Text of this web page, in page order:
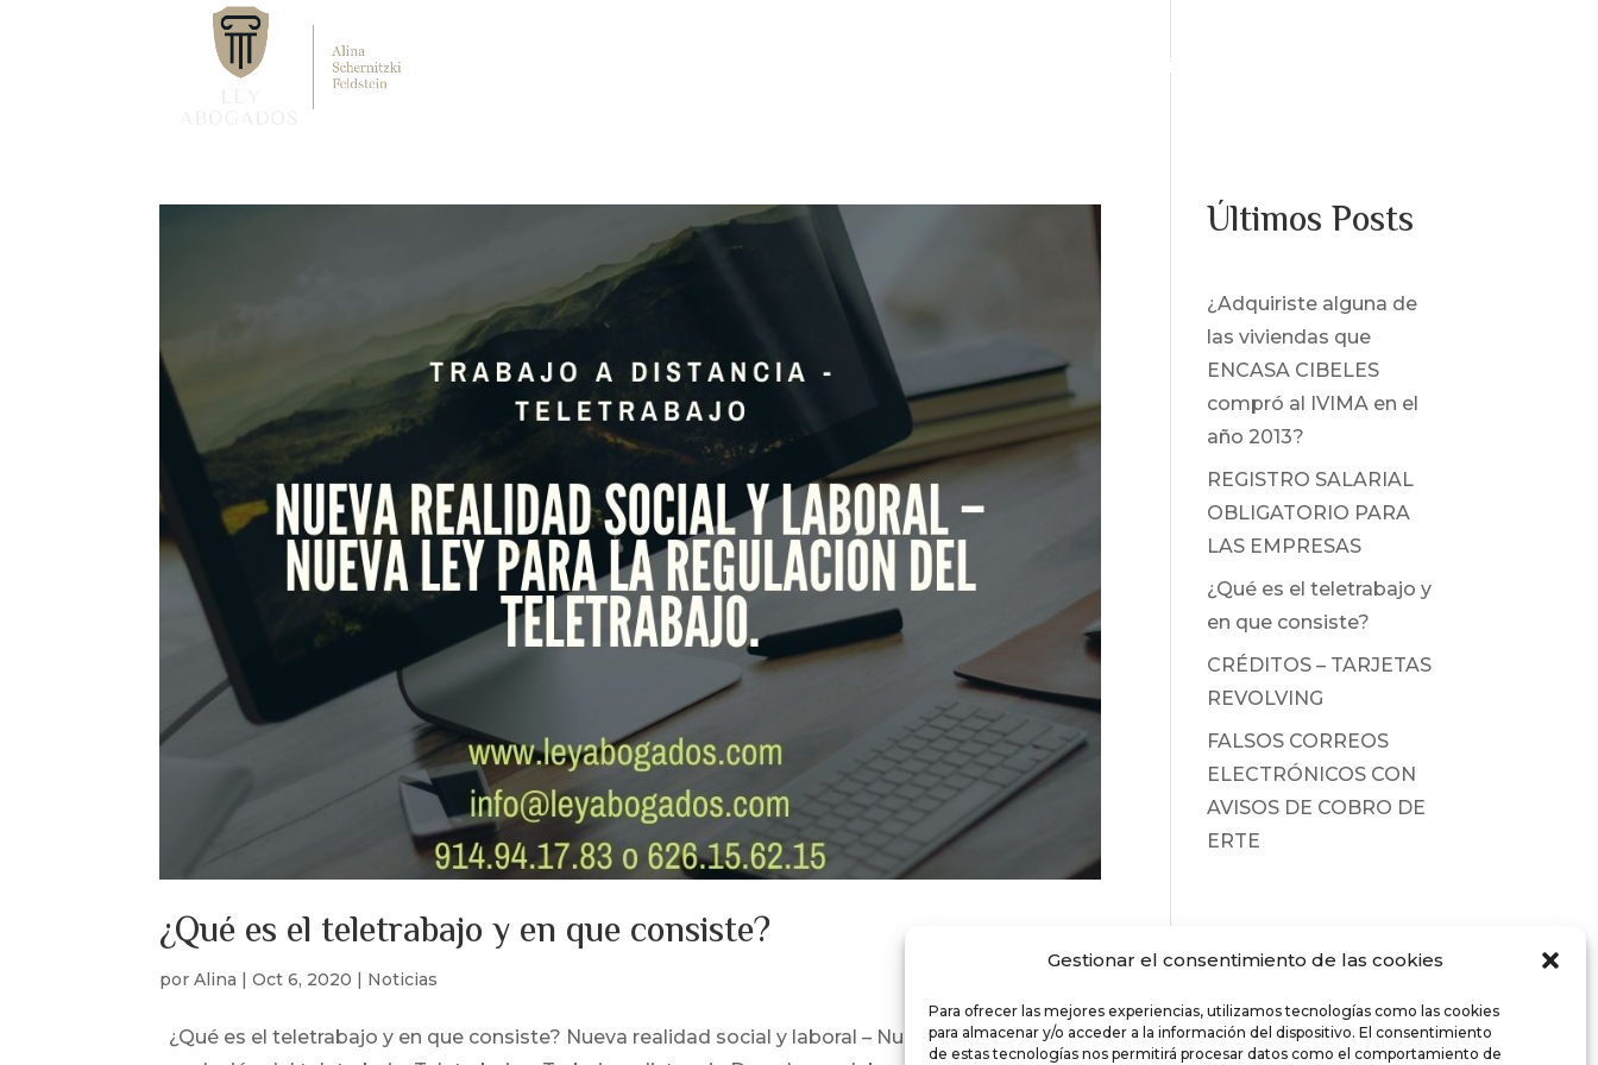
Gestionar el consentimiento de las cookies
Para ofrecer las mejores experiencias, utilizamos tecnologías como las cookies
para almacenar y/o acceder a la información del dispositivo. El consentimiento
de estas tecnologías nos permitirá procesar datos como el comportamiento de
Servicios
¿Qué es el teletrabajo y en que consiste?
porAlina |Oct 6, 2020 Noticias
¿Qué es el teletrabajo y en que consiste? Nueva realidad social y laboral – Nueva ley para la
Últimos Posts
¿Adquiriste alguna de
las viviendas que
ENCASA CIBELES
compró al IVIMA en el
año 2013?
REGISTRO SALARIAL
OBLIGATORIO PARA
LAS EMPRESAS
¿Qué es el teletrabajo y
en que consiste?
CRÉDITOS – TARJETAS
REVOLVING
FALSOS CORREOS
ELECTRÓNICOS CON
AVISOS DE COBRO DE
ERTE